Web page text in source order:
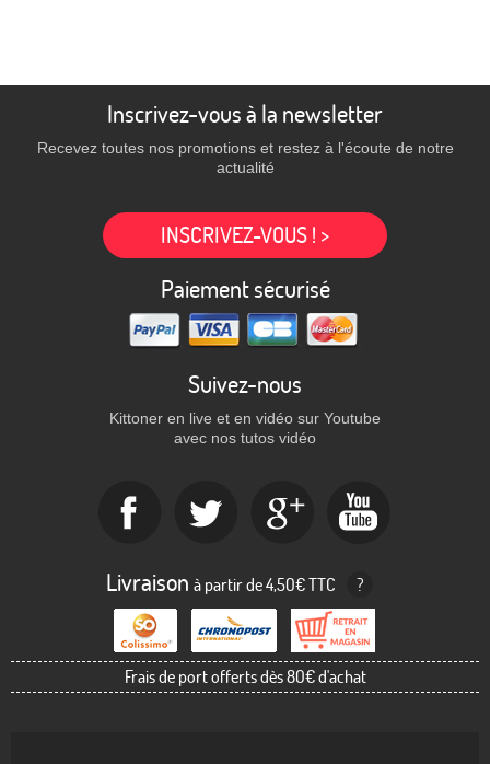
Inscrivez-vous à la newsletter
Recevez toutes nos promotions et restez à l'écoute de notre
actualité
INSCRIVEZ-VOUS ! >
Paiement sécurisé
Suivez-nous
Kittoner en live et en vidéo sur Youtube
avec nos tutos vidéo
Livraison à partir de 4,50€ TTC ?
Frais de port offerts dès 80€ d'achat